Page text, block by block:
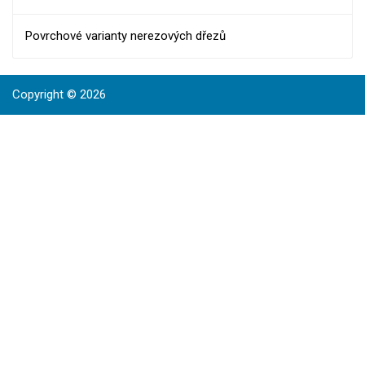
Povrchové varianty nerezových dřezů
Copyright © 2026